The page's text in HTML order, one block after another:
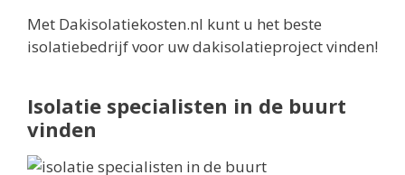
Met Dakisolatiekosten.nl kunt u het beste
isolatiebedrijf voor uw dakisolatieproject vinden!
Isolatie specialisten in de buurt
vinden